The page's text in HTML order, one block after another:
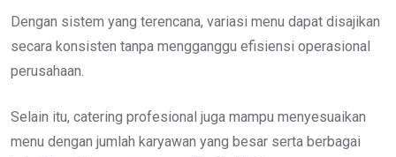
Dengan sistem yang terencana, variasi menu dapat disajikan
secara konsisten tanpa mengganggu efisiensi operasional
perusahaan.
Selain itu, catering profesional juga mampu menyesuaikan
menu dengan jumlah karyawan yang besar serta berbagai